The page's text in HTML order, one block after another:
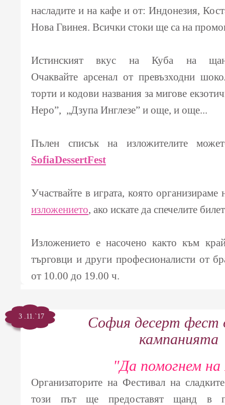
насладите и на кафе и от: Индонезия,
Нова Гвинея. Всички стоки ще са на
Истинският вкус на Куба на
Очаквайте арсенал от превъзходни
торти и кодови названия за мигове
Неро”, „Дзупа Инглезе” и още, и още...
Пълен списък на изложителите
SofiaDessertFest
Участвайте в играта, която организираме
изложението, ако искате да спечелите
Изложението е насочено както към
търговци и други професионалисти от
от 10.00 до 19.00 ч.
3 .11.`17
София десерт фест
кампанията
"Да помогнем
Организаторите на Фестивал на
този път ще предоставят щанд в